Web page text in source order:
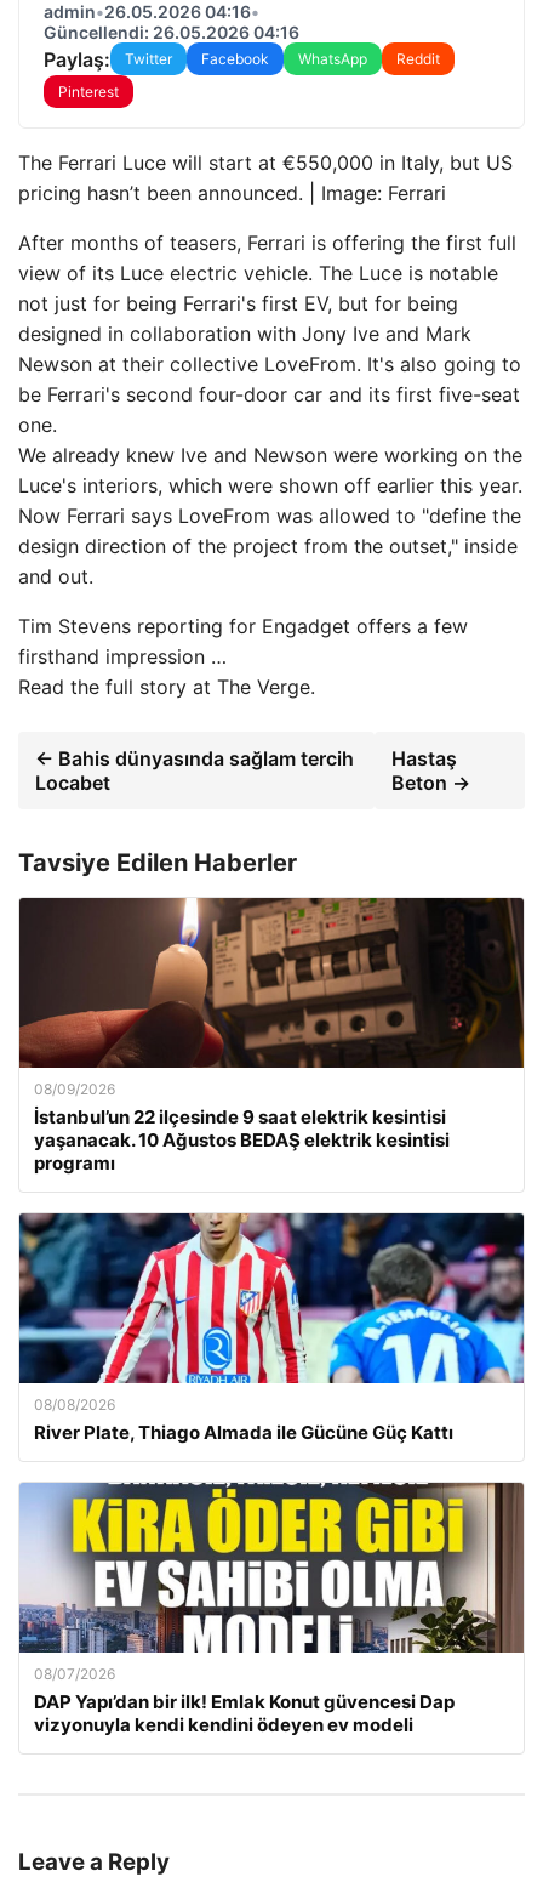
admin•26.05.2026 04:16•
Güncellendi: 26.05.2026 04:16
Paylaş: Twitter Facebook WhatsApp
Reddit
Pinterest
The Ferrari Luce will start at €550,000 in Italy, but US
pricing hasn’t been announced. | Image: Ferrari
After months of teasers, Ferrari is offering the first full
view of its Luce electric vehicle. The Luce is notable
not just for being Ferrari's first EV, but for being
designed in collaboration with Jony Ive and Mark
Newson at their collective LoveFrom. It's also going to
be Ferrari's second four-door car and its first five-seat
one.
We already knew Ive and Newson were working on the
Luce's interiors, which were shown off earlier this year.
Now Ferrari says LoveFrom was allowed to "define the
design direction of the project from the outset," inside
and out.
Tim Stevens reporting for Engadget offers a few
firsthand impression …
Read the full story at The Verge.
← Bahis dünyasında sağlam tercih
Locabet
Hastaş
Beton →
Tavsiye Edilen Haberler
08/09/2026
İstanbul’un 22 ilçesinde 9 saat elektrik kesintisi
yaşanacak. 10 Ağustos BEDAŞ elektrik kesintisi
programı
08/08/2026
River Plate, Thiago Almada ile Gücüne Güç Kattı
08/07/2026
DAP Yapı’dan bir ilk! Emlak Konut güvencesi Dap
vizyonuyla kendi kendini ödeyen ev modeli
Leave a Reply